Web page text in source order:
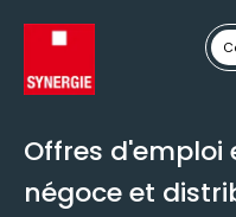
Offres d'emploi
négoce et